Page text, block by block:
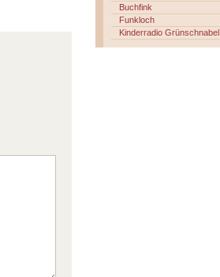
Buchfink
Funkloch
Kinderradio Grünschnabel